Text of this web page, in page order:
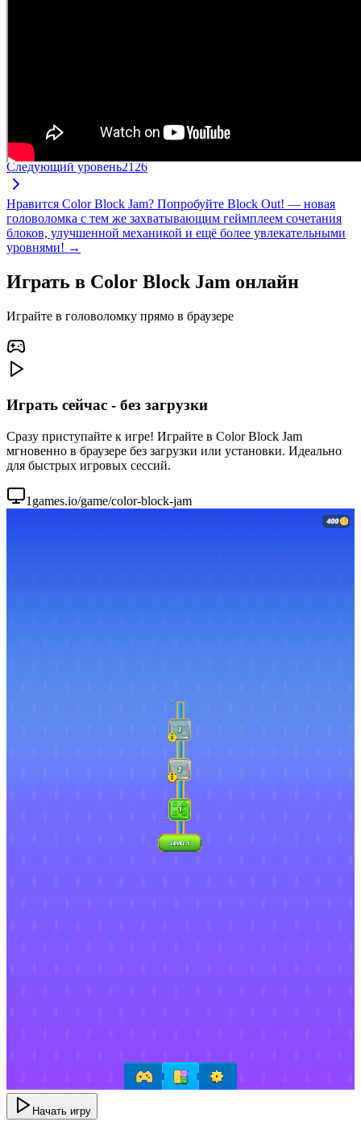
Следующий уровень2126
Нравится Color Block Jam? Попробуйте Block Out! — новая
головоломка с тем же захватывающим геймплеем сочетания
блоков, улучшенной механикой и ещё более увлекательными
уровнями! →
Играть в Color Block Jam онлайн
Играйте в головоломку прямо в браузере
Играть сейчас - без загрузки
Сразу приступайте к игре! Играйте в Color Block Jam
мгновенно в браузере без загрузки или установки. Идеально
для быстрых игровых сессий.
1games.io/game/color-block-jam
Начать игру